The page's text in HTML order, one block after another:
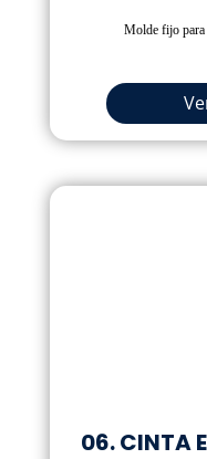
Molde fijo para
06. CINTA